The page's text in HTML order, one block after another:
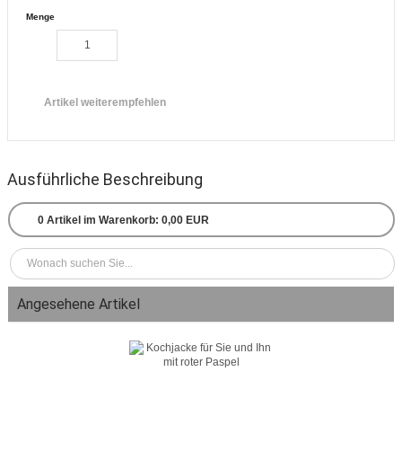
Menge
Artikel weiterempfehlen
Ausführliche Beschreibung
0 Artikel im Warenkorb: 0,00 EUR
Angesehene Artikel